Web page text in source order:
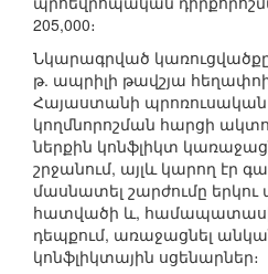
205,000։
Նկարագրված կառուցվածքը
թ. ապրիլի թավշյա
Հայաստանի
կողմնորոշման հարցի
ներքին կոնֆլիկտ
շրջանում, այլև կարող էր
մասնատել շարժումը
հատվածի և,
դեպքում, առաջացնել
կոնֆլիկտային սցենարներ։